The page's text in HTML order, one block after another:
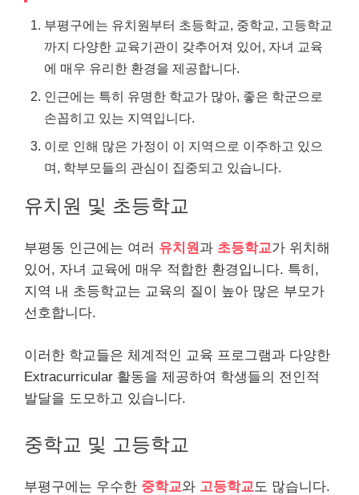
부평구에는 유치원부터 초등학교, 중학교, 고등학교
까지 다양한 교육기관이 갖추어져 있어, 자녀 교육
에 매우 유리한 환경을 제공합니다.
인근에는 특히 유명한 학교가 많아, 좋은 학군으로
손꼽히고 있는 지역입니다.
이로 인해 많은 가정이 이 지역으로 이주하고 있으
며, 학부모들의 관심이 집중되고 있습니다.
유치원 및 초등학교
부평동 인근에는 여러 유치원과 초등학교가 위치해
있어, 자녀 교육에 매우 적합한 환경입니다. 특히,
지역 내 초등학교는 교육의 질이 높아 많은 부모가
선호합니다.
이러한 학교들은 체계적인 교육 프로그램과 다양한
Extracurricular 활동을 제공하여 학생들의 전인적
발달을 도모하고 있습니다.
중학교 및 고등학교
부평구에는 우수한 중학교와 고등학교도 많습니다.